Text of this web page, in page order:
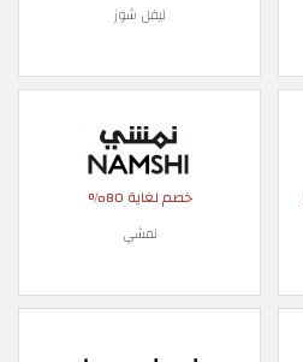
ليفل شوز
خصم لغاية 80%
نمشي